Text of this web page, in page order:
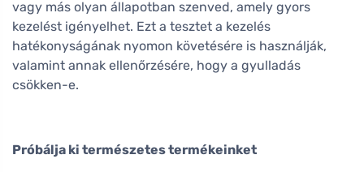
vagy más olyan állapotban szenved, amely gyors
kezelést igényelhet. Ezt a tesztet a kezelés
hatékonyságának nyomon követésére is használják,
valamint annak ellenőrzésére, hogy a gyulladás
csökken-e.
Próbálja ki természetes termékeinket